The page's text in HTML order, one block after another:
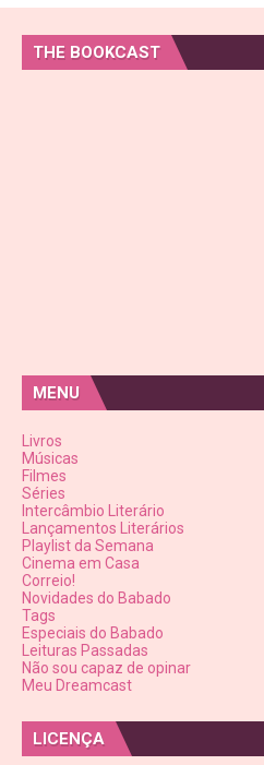
THE BOOKCAST
MENU
Livros
Músicas
Filmes
Séries
Intercâmbio Literário
Lançamentos Literários
Playlist da Semana
Cinema em Casa
Correio!
Novidades do Babado
Tags
Especiais do Babado
Leituras Passadas
Não sou capaz de opinar
Meu Dreamcast
LICENÇA